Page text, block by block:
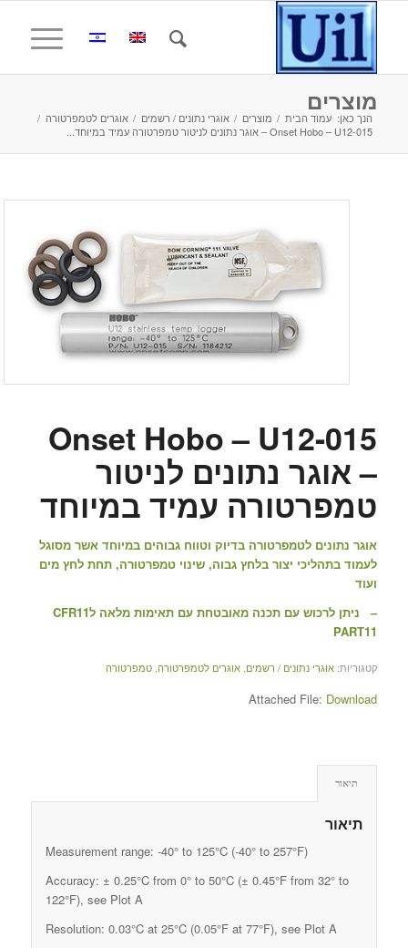
מוצרים
הנך כאן: עמוד הבית / מוצרים / אוגרי נתונים / רשמים / אוגרים לטמפרטורה /
Onset Hobo – U12-015 – אוגר נתונים לניטור טמפרטורה עמיד במיוחד...
Onset Hobo – U12-015
– אוגר נתונים לניטור
טמפרטורה עמיד במיוחד
אוגר נתונים לטמפרטורה בדיוק וטווח גבוהים במיוחד אשר מסוגל
לעמוד בתהליכי יצור בלחץ גבוה, שינוי טמפרטורה, תחת לחץ מים
ועוד
– ניתן לרכוש עם תכנה מאובטחת עם תאימות מלאה לCFR11
PART11
קטגוריות: אוגרי נתונים / רשמים אוגרים לטמפרטורה, טמפרטורה
Attached File: Download
תיאור
תיאור
Measurement range: -40° to 125°C (-40° to 257°F)
Accuracy: ± 0.25°C from 0° to 50°C (± 0.45°F from 32° to
122°F), see Plot A
Resolution: 0.03°C at 25°C (0.05°F at 77°F), see Plot A